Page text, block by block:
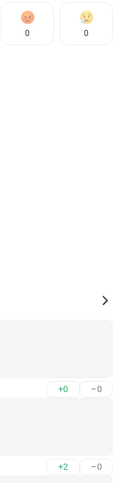
0 0
+0 –0
+2 –0